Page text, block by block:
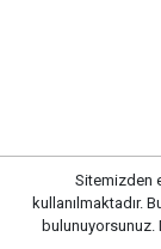
çalışmalar hız
hayvan
tedbirleri
Sitemizden
kullanılmaktadır.